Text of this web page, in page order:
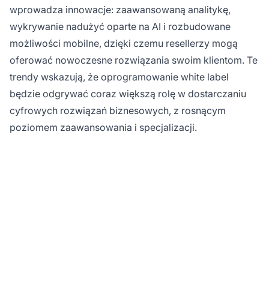
wprowadza innowacje: zaawansowaną analitykę,
wykrywanie nadużyć oparte na AI i rozbudowane
możliwości mobilne, dzięki czemu resellerzy mogą
oferować nowoczesne rozwiązania swoim klientom. Te
trendy wskazują, że oprogramowanie white label
będzie odgrywać coraz większą rolę w dostarczaniu
cyfrowych rozwiązań biznesowych, z rosnącym
poziomem zaawansowania i specjalizacji.